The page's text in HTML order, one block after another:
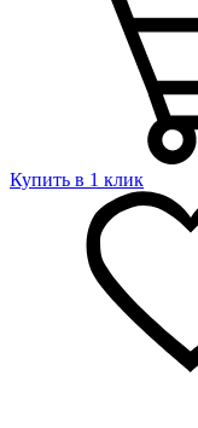
Купить в 1 клик